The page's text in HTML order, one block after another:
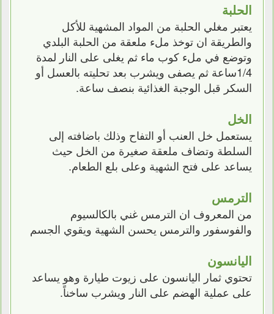
الحلبة
يعتبر مغلي الحلبة من المواد المشهية للأكل
والطريقة ان توخذ ملء ملعقة من الحلبة البلدي
وتوضع في ملء كوب ماء ثم يغلى على النار لمدة
1/4ساعة ثم يصفى ويشرب بعد تحليته بالعسل أو
السكر قبل الوجبة الغذائية بنصف ساعة.
الخل
يستعمل خل العنب أو التفاح وذلك باضافته إلى
السلطة وتضاف ملعقة صغيرة من الخل حيث
يساعد على فتح الشهية وعلى بلع الطعام.
الترمس
من المعروف ان الترمس غني بالكالسيوم
والفوسفور والترمس يحسن الشهية ويقوي الجسم
اليانسون
تحتوي ثمار اليانسون على زيوت طيارة وهو يساعد
على عملية الهضم على النار ويشرب ساخناً.